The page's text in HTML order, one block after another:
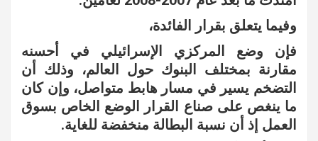
وفيما يتعلق بقرار الفائدة،
فإن وضع المركزي الإسرائيلي في أحسنه
مقارنة بمختلف البنوك حول العالم، وذلك أن
التضخم يسير في مسار هابط متواصل، وإن كان
ما ينغص على صناع القرار الوضع الخاص بسوق
العمل إذ أن نسبة البطالة منخفضة للغاية.